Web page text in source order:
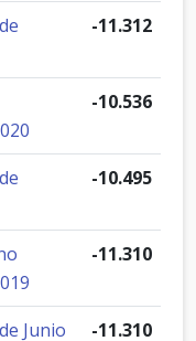
-11.312
-10.536
-10.495
-11.310
Junio
-11.310